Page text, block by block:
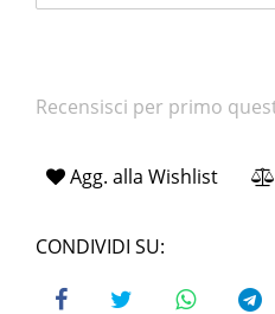
Recensisci per primo
Agg. alla Wishlist
CONDIVIDI SU: